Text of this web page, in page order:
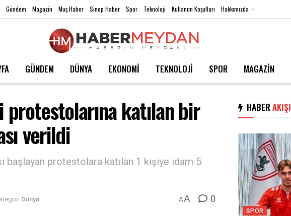
Gündem Magazin Muş Haber Sinop Haber Spor Teknoloji Kullanım Koşulları Hakkımızda
GÜNDEM DÜNYA EKONOMİ TEKNOLOJİ SPOR MAGAZİN
protestolarına katılan bir
verildi
başlayan protestolara katılan 1 kişiye idam 5
Dünya AA 0
HABER AKIŞI
SPOR